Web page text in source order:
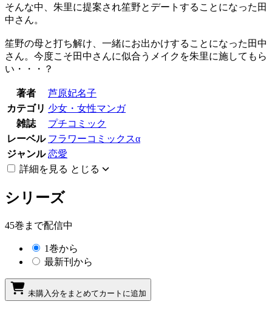
そんな中、朱里に提案され笙野とデートすることになった田
中さん。
笙野の母と打ち解け、一緒にお出かけすることになった田中
さん。今度こそ田中さんに似合うメイクを朱里に施してもら
い・・・？
著者
芦原妃名子
カテゴリ 少女・女性マンガ
雑誌
プチコミック
レーベル フラワーコミックスα
ジャンル 恋愛
詳細を見る とじる
シリーズ
45巻まで配信中
1巻から
最新刊から
未購入分をまとめてカートに追加